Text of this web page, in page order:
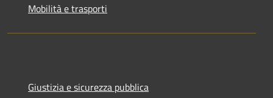
Mobilità e trasporti
Giustizia e sicurezza pubblica